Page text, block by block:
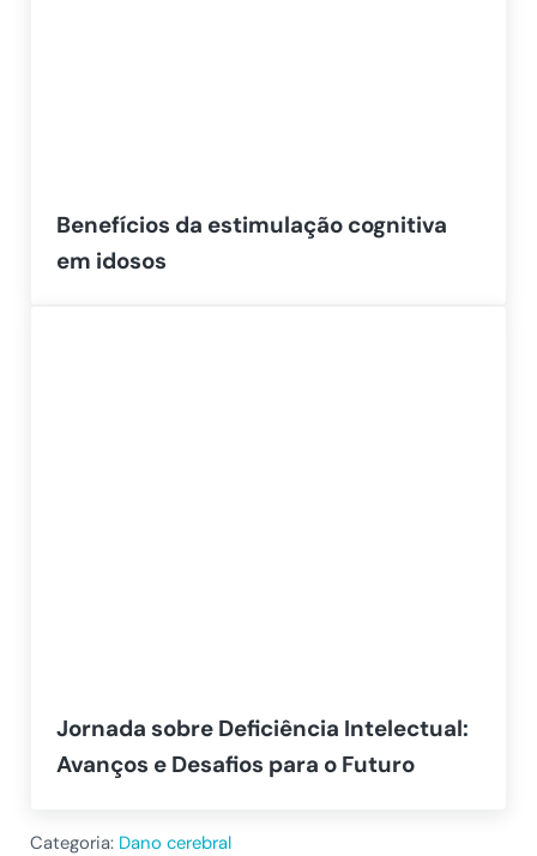
Benefícios da estimulação cognitiva
em idosos
Jornada sobre Deficiência Intelectual:
Avanços e Desafios para o Futuro
Categoria: Dano cerebral